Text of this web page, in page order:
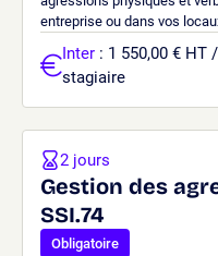
entreprise ou dans vos
Inter : 1 550,00 € HT /
stagiaire
Gestion des
SSI.74
Obligatoire
2 jours